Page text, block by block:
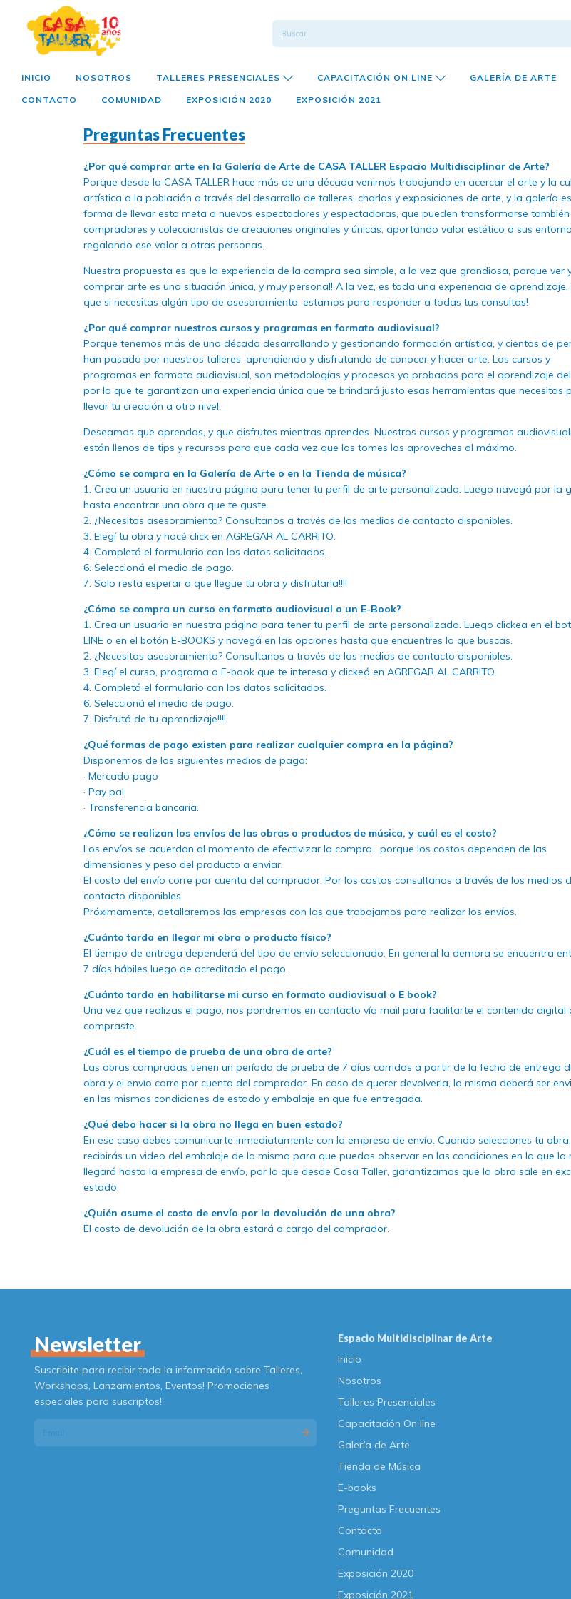
INICIO NOSOTROS TALLERES PRESENCIALES CAPACITACIÓN ON LINE GALERÍA DE ARTE
CONTACTO COMUNIDAD EXPOSICIÓN 2020 EXPOSICIÓN 2021
Preguntas Frecuentes
¿Por qué comprar arte en la Galería de Arte de CASA TALLER Espacio Multidisciplinar de Arte?
Porque desde la CASA TALLER hace más de una década venimos trabajando en acercar el arte y la
artística a la población a través del desarrollo de talleres, charlas y exposiciones de arte, y la galería
forma de llevar esta meta a nuevos espectadores y espectadoras, que pueden transformarse también
compradores y coleccionistas de creaciones originales y únicas, aportando valor estético a sus
regalando ese valor a otras personas.
Nuestra propuesta es que la experiencia de la compra sea simple, a la vez que grandiosa, porque ver
comprar arte es una situación única, y muy personal! A la vez, es toda una experiencia de
que si necesitas algún tipo de asesoramiento, estamos para responder a todas tus consultas!
¿Por qué comprar nuestros cursos y programas en formato audiovisual?
Porque tenemos más de una década desarrollando y gestionando formación artística, y cientos de
han pasado por nuestros talleres, aprendiendo y disfrutando de conocer y hacer arte. Los cursos y
programas en formato audiovisual, son metodologías y procesos ya probados para el aprendizaje
por lo que te garantizan una experiencia única que te brindará justo esas herramientas que necesitas
llevar tu creación a otro nivel.
Deseamos que aprendas, y que disfrutes mientras aprendes. Nuestros cursos y programas
están llenos de tips y recursos para que cada vez que los tomes los aproveches al máximo.
¿Cómo se compra en la Galería de Arte o en la Tienda de música?
1. Crea un usuario en nuestra página para tener tu perfil de arte personalizado. Luego navegá por la
hasta encontrar una obra que te guste.
2. ¿Necesitas asesoramiento? Consultanos a través de los medios de contacto disponibles.
3. Elegí tu obra y hacé click en AGREGAR AL CARRITO.
4. Completá el formulario con los datos solicitados.
6. Seleccioná el medio de pago.
7. Solo resta esperar a que llegue tu obra y disfrutarla!!!!
¿Cómo se compra un curso en formato audiovisual o un E-Book?
1. Crea un usuario en nuestra página para tener tu perfil de arte personalizado. Luego clickea en el
LINE o en el botón E-BOOKS y navegá en las opciones hasta que encuentres lo que buscas.
2. ¿Necesitas asesoramiento? Consultanos a través de los medios de contacto disponibles.
3. Elegí el curso, programa o E-book que te interesa y clickeá en AGREGAR AL CARRITO.
4. Completá el formulario con los datos solicitados.
6. Seleccioná el medio de pago.
7. Disfrutá de tu aprendizaje!!!!
¿Qué formas de pago existen para realizar cualquier compra en la página?
Disponemos de los siguientes medios de pago:
· Mercado pago
· Pay pal
· Transferencia bancaria.
¿Cómo se realizan los envíos de las obras o productos de música, y cuál es el costo?
Los envíos se acuerdan al momento de efectivizar la compra , porque los costos dependen de las
dimensiones y peso del producto a enviar.
El costo del envío corre por cuenta del comprador. Por los costos consultanos a través de los medios
contacto disponibles.
Próximamente, detallaremos las empresas con las que trabajamos para realizar los envíos.
¿Cuánto tarda en llegar mi obra o producto físico?
El tiempo de entrega dependerá del tipo de envío seleccionado. En general la demora se encuentra
7 días hábiles luego de acreditado el pago.
¿Cuánto tarda en habilitarse mi curso en formato audiovisual o E book?
Una vez que realizas el pago, nos pondremos en contacto vía mail para facilitarte el contenido digital
compraste.
¿Cuál es el tiempo de prueba de una obra de arte?
Las obras compradas tienen un período de prueba de 7 días corridos a partir de la fecha de entrega
obra y el envío corre por cuenta del comprador. En caso de querer devolverla, la misma deberá ser
en las mismas condiciones de estado y embalaje en que fue entregada.
¿Qué debo hacer si la obra no llega en buen estado?
En ese caso debes comunicarte inmediatamente con la empresa de envío. Cuando selecciones tu obra,
recibirás un video del embalaje de la misma para que puedas observar en las condiciones en la que la
llegará hasta la empresa de envío, por lo que desde Casa Taller, garantizamos que la obra sale en
estado.
¿Quién asume el costo de envío por la devolución de una obra?
El costo de devolución de la obra estará a cargo del comprador.
Newsletter
Suscribite para recibir toda la información sobre Talleres,
Workshops, Lanzamientos, Eventos! Promociones
especiales para suscriptos!
Espacio Multidisciplinar de Arte
Inicio
Nosotros
Talleres Presenciales
Capacitación On line
Galería de Arte
Tienda de Música
E-books
Preguntas Frecuentes
Contacto
Comunidad
Exposición 2020
Exposición 2021